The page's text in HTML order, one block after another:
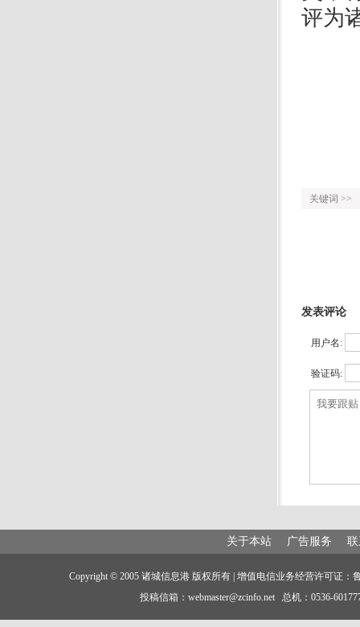
评为
关键词 >>
发表评论
用户名:
验证码:
关于本站 广告服务
Copyright © 2005 诸城信息港 版权所有 | 增值电信业务经营许可证：
投稿信箱：webmaster@zcinfo.net 总机：0536-